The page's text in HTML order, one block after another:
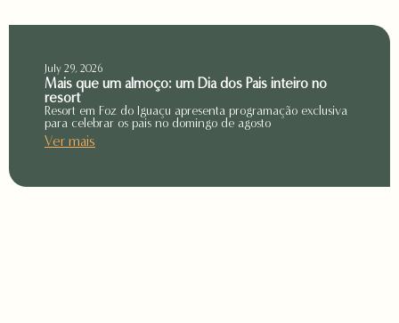
July 29, 2026
Mais que um almoço: um Dia dos Pais inteiro no
resort
Resort em Foz do Iguaçu apresenta programação exclusiva
para celebrar os pais no domingo de agosto
Ver mais